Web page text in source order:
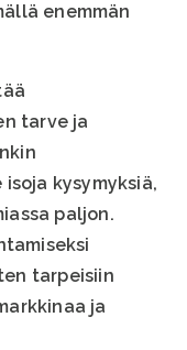
enemmän
tarve ja
kysymyksiä,
paljon.
tarpeisiin
ja